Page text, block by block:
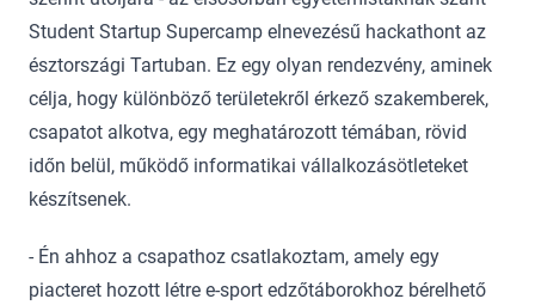
Student Startup Supercamp elnevezésű hackathont az
észtországi Tartuban. Ez egy olyan rendezvény, aminek
célja, hogy különböző területekről érkező szakemberek,
csapatot alkotva, egy meghatározott témában, rövid
időn belül, működő informatikai vállalkozásötleteket
készítsenek.
- Én ahhoz a csapathoz csatlakoztam, amely egy
piacteret hozott létre e-sport edzőtáborokhoz bérelhető